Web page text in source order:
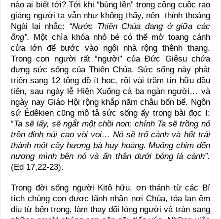
nào ai biết tới? Tới khi “bùng lên” trong công cuộc rao
giảng người ta vẫn như không thấy, nên thỉnh thoảng
Ngài lại nhắc: “Nước Thiên Chúa đang ở giữa các
ông”.
Một chìa khóa nhỏ bé có thể mở toang cánh
cửa lớn để bước vào ngôi nhà rộng thênh thang.
Trong con người rất “người” của Đức Giêsu chứa
đựng sức sống của Thiên Chúa. Sức sống này phát
triển sang 12 tông đồ ít học, rồi vài trăm tín hữu đầu
tiên, sau ngày lễ Hiện Xuống cả ba ngàn người… và
ngày nay Giáo Hội rộng khắp năm châu bốn bể. Ngôn
sứ Êdêkien cũng mô tả sức sống ấy trong bài đọc I:
“Ta sẽ lấy, sẽ ngắt một chồi non; chính Ta sẽ trồng nó
trên đỉnh núi cao vòi vọi… Nó sẽ trổ cành và hết trái
thành một cây hương bá huy hoàng. Muông chim đến
nương mình bên nó và ẩn thân dưới bóng lá cành”.
(Ed 17,22-23).
Trong đời sống người Kitô hữu, ơn thánh từ các Bí
tích chúng con được lãnh nhận nơi Chúa, tỏa lan êm
dịu từ bên trong, làm thay đổi lòng người và tràn sang